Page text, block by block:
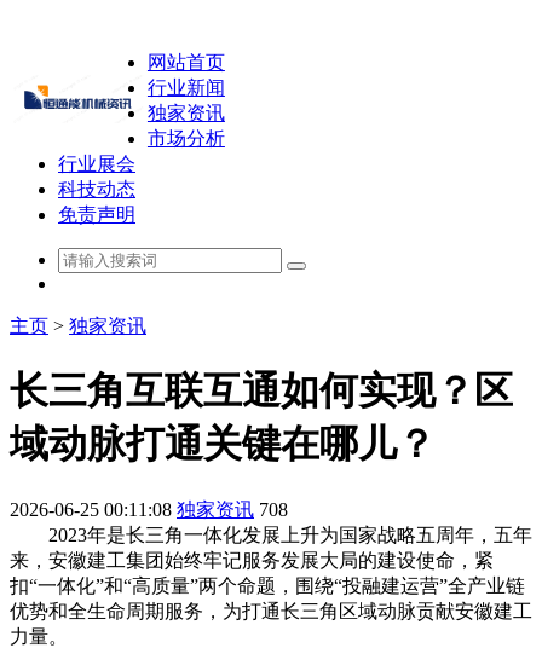
网站首页
行业新闻
独家资讯
市场分析
行业展会
科技动态
免责声明
主页 > 独家资讯
长三角互联互通如何实现？区
域动脉打通关键在哪儿？
2026-06-25 00:11:08 独家资讯 708
2023年是长三角一体化发展上升为国家战略五周年，五年
来，安徽建工集团始终牢记服务发展大局的建设使命，紧
扣“一体化”和“高质量”两个命题，围绕“投融建运营”全产业链
优势和全生命周期服务，为打通长三角区域动脉贡献安徽建工
力量。